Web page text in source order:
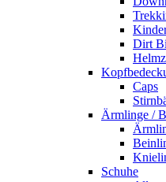
Dirt
Caps
Ärmlinge /
Schuhe